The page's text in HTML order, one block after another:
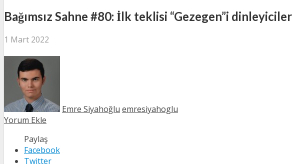
Bağımsız Sahne #80: İlk teklisi “Gezegen”i
1 Mart 2022
Emre Siyahoğlu emresiyahoglu
Yorum Ekle
Paylaş
Facebook
Twitter